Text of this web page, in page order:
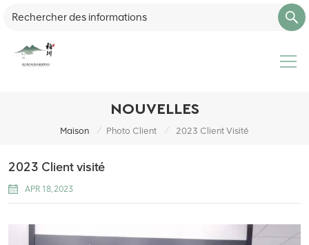
NOUVELLES
Maison / Photo Client / 2023 Client Visité
2023 Client visité
APR 18, 2023